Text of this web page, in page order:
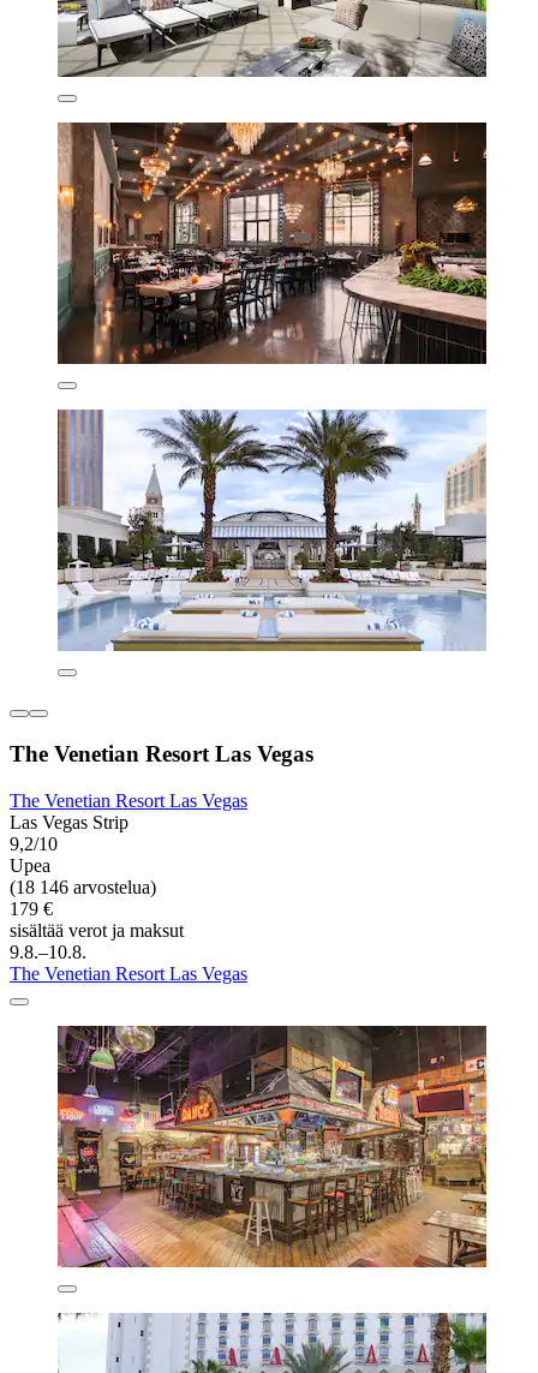
The Venetian Resort Las Vegas
The Venetian Resort Las Vegas
Las Vegas Strip
9,2/10
Upea
(18 146 arvostelua)
179 €
sisältää verot ja maksut
9.8.–10.8.
The Venetian Resort Las Vegas